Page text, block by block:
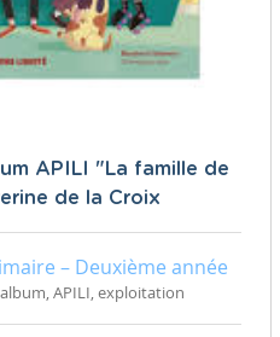
APILI "La famille de
de la Croix
– Deuxième année
APILI, exploitation